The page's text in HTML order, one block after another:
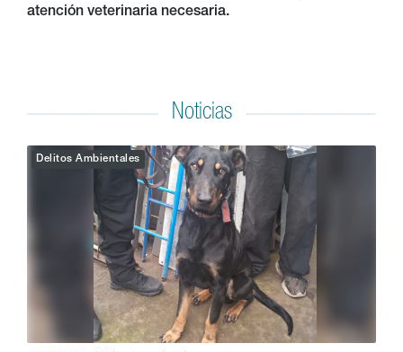
atención veterinaria necesaria.
Noticias
Delitos Ambientales